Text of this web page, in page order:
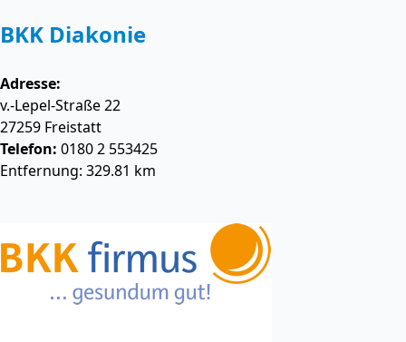
BKK Diakonie
Adresse:
v.-Lepel-Straße 22
27259 Freistatt
Telefon: 0180 2 553425
Entfernung: 329.81 km